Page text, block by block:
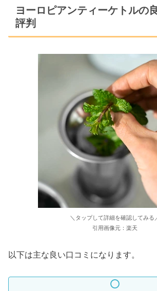
ヨーロピアンティーケトルの
評判
＼タップして詳細を確認してみる
引用画像元：楽天
以下は主な良い口コミになります。